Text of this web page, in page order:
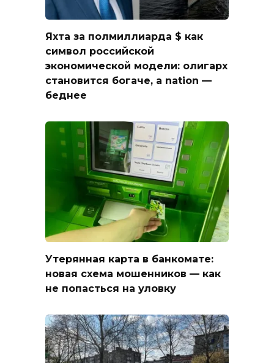
Яхта за полмиллиарда $ как
символ российской
экономической модели: олигарх
становится богаче, а nation —
беднее
Утерянная карта в банкомате:
новая схема мошенников — как
не попасться на уловку